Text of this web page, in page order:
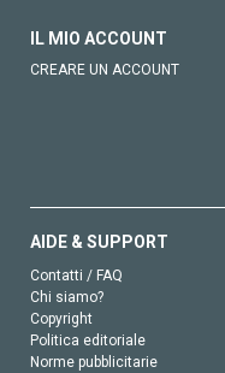
IL MIO ACCOUNT
CREARE UN ACCOUNT
AIDE & SUPPORT
Contatti / FAQ
Chi siamo?
Copyright
Politica editoriale
Norme pubblicitarie